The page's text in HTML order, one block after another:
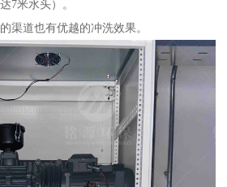
7米水头）。
渠道也有优越的冲洗效果。